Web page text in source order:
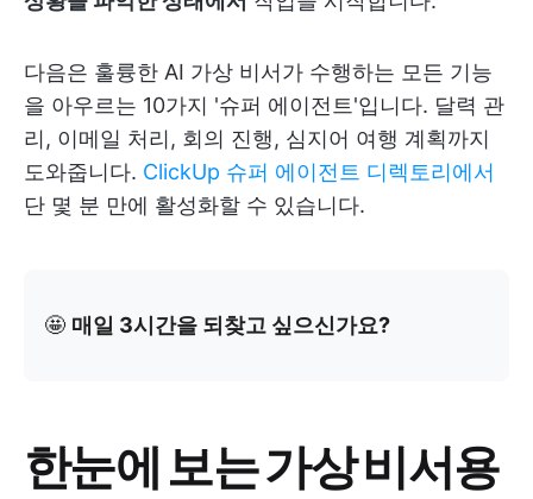
다음은 훌륭한 AI 가상 비서가 수행하는 모든 기능
을 아우르는 10가지 '슈퍼 에이전트'입니다. 달력 관
리, 이메일 처리, 회의 진행, 심지어 여행 계획까지
도와줍니다. ClickUp 슈퍼 에이전트 디렉토리에서
단 몇 분 만에 활성화할 수 있습니다.
🤩 매일 3시간을 되찾고 싶으신가요?
한눈에 보는 가상 비서용